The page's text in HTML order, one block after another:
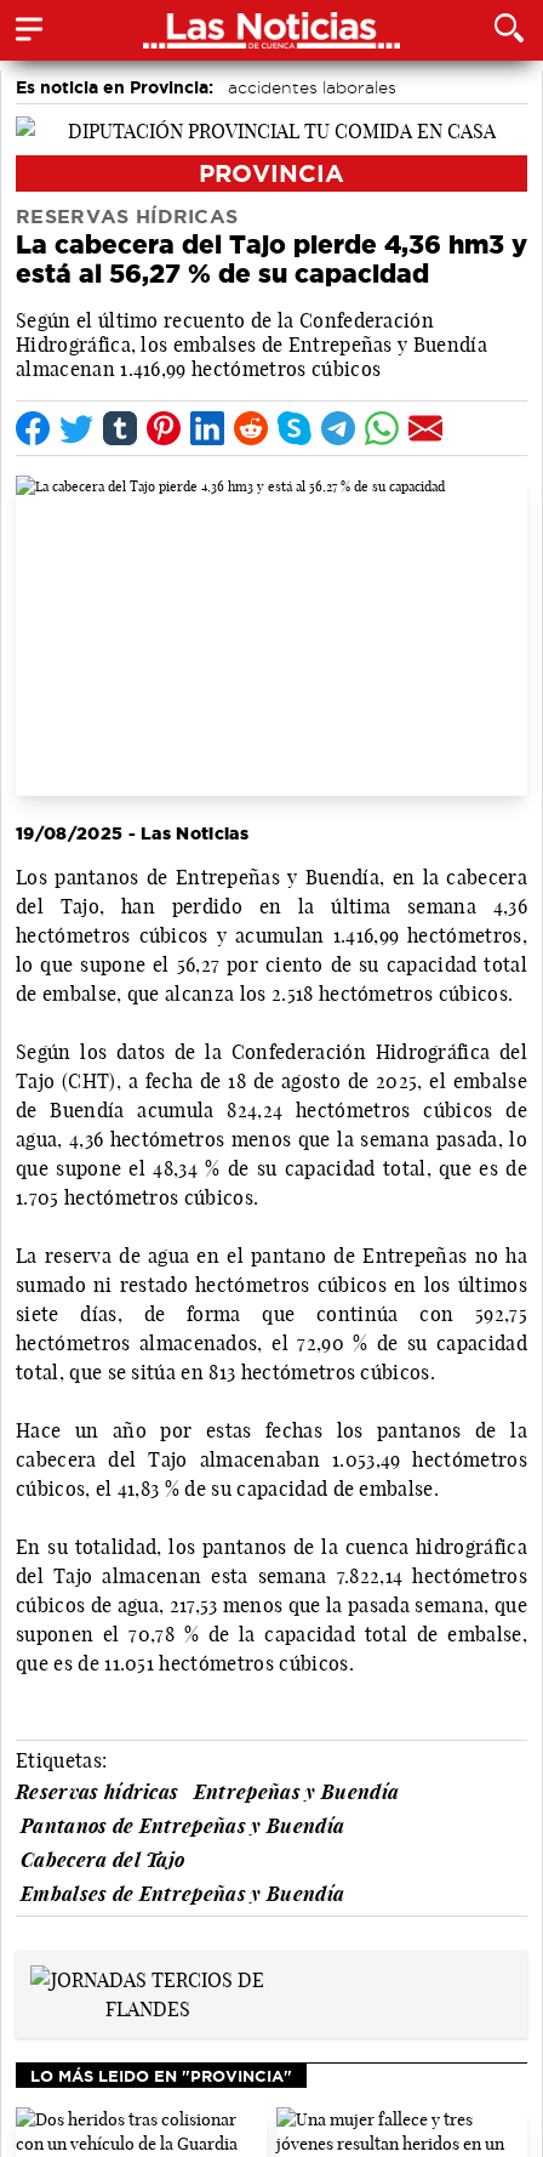
Es noticia en Provincia:
accidentes laborales
Medio Ambiente
PROVINCIA
RESERVAS HÍDRICAS
La cabecera del Tajo pierde 4,36 hm3 y
está al 56,27 % de su capacidad
Según el último recuento de la Confederación
Hidrográfica, los embalses de Entrepeñas y Buendía
almacenan 1.416,99 hectómetros cúbicos
19/08/2025 - Las Noticias
Los pantanos de Entrepeñas y Buendía, en la cabecera
del Tajo, han perdido en la última semana 4,36
hectómetros cúbicos y acumulan 1.416,99 hectómetros,
lo que supone el 56,27 por ciento de su capacidad total
de embalse, que alcanza los 2.518 hectómetros cúbicos.
Según los datos de la Confederación Hidrográfica del
Tajo (CHT), a fecha de 18 de agosto de 2025, el embalse
de Buendía acumula 824,24 hectómetros cúbicos de
agua, 4,36 hectómetros menos que la semana pasada, lo
que supone el 48,34 % de su capacidad total, que es de
1.705 hectómetros cúbicos.
La reserva de agua en el pantano de Entrepeñas no ha
sumado ni restado hectómetros cúbicos en los últimos
siete días, de forma que continúa con 592,75
hectómetros almacenados, el 72,90 % de su capacidad
total, que se sitúa en 813 hectómetros cúbicos.
Hace un año por estas fechas los pantanos de la
cabecera del Tajo almacenaban 1.053,49 hectómetros
cúbicos, el 41,83 % de su capacidad de embalse.
En su totalidad, los pantanos de la cuenca hidrográfica
del Tajo almacenan esta semana 7.822,14 hectómetros
cúbicos de agua, 217,53 menos que la pasada semana, que
suponen el 70,78 % de la capacidad total de embalse,
que es de 11.051 hectómetros cúbicos.
Etiquetas:
Reservas hídricas
Entrepeñas y Buendía
Pantanos de Entrepeñas y Buendía
Cabecera del Tajo
Embalses de Entrepeñas y Buendía
LO MÁS LEIDO EN "PROVINCIA"